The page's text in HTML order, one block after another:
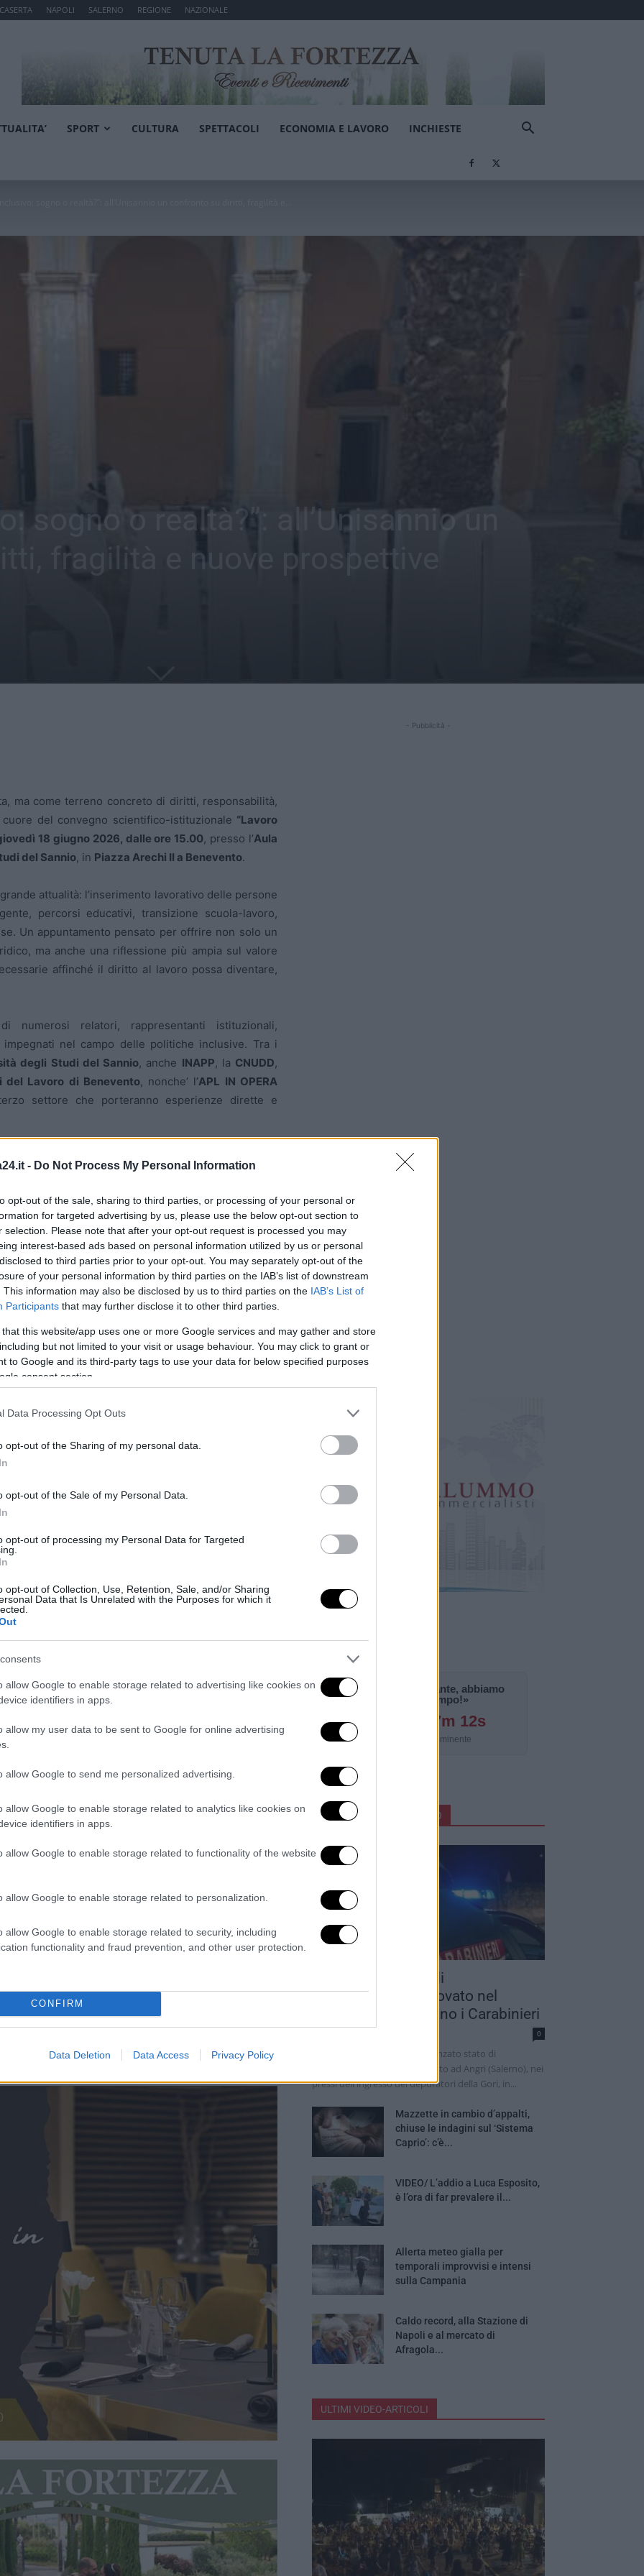
- Do Not Process My Personal Information
opt-out of the sale, sharing to third parties, or processing of your personal or
for targeted advertising by us, please use the below opt-out section to
selection. Please note that after your opt-out request is processed you may
interest-based ads based on personal information utilized by us or personal
to third parties prior to your opt-out. You may separately opt-out of the
of your personal information by third parties on the IAB’s list of downstream
This information may also be disclosed by us to third parties on the IAB’s List of
Participants that may further disclose it to other third parties.
that this website/app uses one or more Google services and may gather and store
but not limited to your visit or usage behaviour. You may click to grant or
to Google and its third-party tags to use your data for below specified purposes
consent section.
Data Processing Opt Outs
opt-out of the Sharing of my personal data.
opt-out of the Sale of my Personal Data.
opt-out of processing my Personal Data for Targeted
opt-out of Collection, Use, Retention, Sale, and/or Sharing
Data that Is Unrelated with the Purposes for which it
allow Google to enable storage related to advertising like cookies on
identifiers in apps.
allow my user data to be sent to Google for online advertising
allow Google to send me personalized advertising.
allow Google to enable storage related to analytics like cookies on
identifiers in apps.
allow Google to enable storage related to functionality of the website
allow Google to enable storage related to personalization.
allow Google to enable storage related to security, including
functionality and fraud prevention, and other user protection.
CONFIRM
Data Deletion Data Access Privacy Policy
CASERTA NAPOLI SALERNO REGIONE NAZIONALE
SPORT CULTURA SPETTACOLI ECONOMIA E LAVORO INCHIESTE
sogno o realtà?”: all’Unisannio un
fragilità e nuove prospettive
ma come terreno concreto di diritti, responsabilità,
del convegno scientifico-istituzionale “Lavoro
18 giugno 2026, dalle ore 15.00, presso l’Aula
del Sannio, in Piazza Arechi II a Benevento.
attualità: l’inserimento lavorativo delle persone
percorsi educativi, transizione scuola-lavoro,
Un appuntamento pensato per offrire non solo un
ma anche una riflessione più ampia sul valore
affinché il diritto al lavoro possa diventare,
numerosi relatori, rappresentanti istituzionali,
nel campo delle politiche inclusive. Tra i
degli Studi del Sannio, anche INAPP, la CNUDD,
del Lavoro di Benevento, nonche’ l’APL IN OPERA
settore che porteranno esperienze dirette e
ai saluti istituzionali, con interventi di
e associativo. Seguiranno le relazioni
il collocamento mirato, la formazione scuola-
e legalità, gli accomodamenti ragionevoli e la
lavorativa.
al rapporto tra scuola, impresa e mondo della
per costruire percorsi efficaci di autonomia e
visione puramente assistenziale della fragilità,
e dignità della persona.
Dott. Gerardo Di TrolioperFederTerziario Salerno,
Campania, il
università, professioni, imprese, cooperazione
di esperienze concrete, affidati ad associazioni e
che restituisce centralità alle storie, ai percorsi e
di indicare la strada più efficace per trasformare i
degli Avvocati e dei Consulenti del Lavoro di
La partecipazione è libera e gratuita, con rilascio
si prepara dunque ad ospitare un momento di
viene riconosciuto non soltanto come strumento
autonomia e piena partecipazione alla vita della
- Pubblicità -
«La notizia è importante, abbiamo
bisogno di tempo!»
126g 16h 37m 10s
Aggiornamento imminente
ARTICOLI IN PRIMO PIANO
Cadavere in stato di
decomposizione trovato nel
Salernitano: indagano i Carabinieri
0
Il cadavere di un uomo in avanzato stato di
decomposizione è stato trovato ad Angri (Salerno), nei
pressi dell'ingresso dei depuratori della Gori, in...
Mazzette in cambio d’appalti,
chiuse le indagini sul ‘Sistema
Caprio’: c’è...
VIDEO/ L’addio a Luca Esposito,
è l’ora di far prevalere il...
Allerta meteo gialla per
temporali improvvisi e intensi
sulla Campania
Caldo record, alla Stazione di
Napoli e al mercato di
Afragola...
ULTIMI VIDEO-ARTICOLI